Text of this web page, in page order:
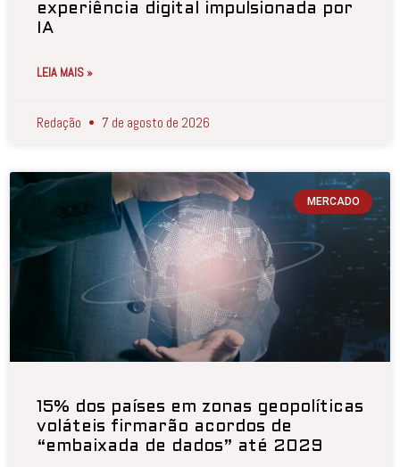
experiência digital impulsionada por
IA
LEIA MAIS »
Redação 7 de agosto de 2026
MERCADO
15% dos países em zonas geopolíticas
voláteis firmarão acordos de
“embaixada de dados” até 2029